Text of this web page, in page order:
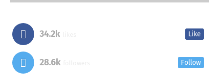
34.2k Like
28.6k Follow